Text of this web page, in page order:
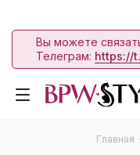
Вы можете
Телеграм: https://
Главная